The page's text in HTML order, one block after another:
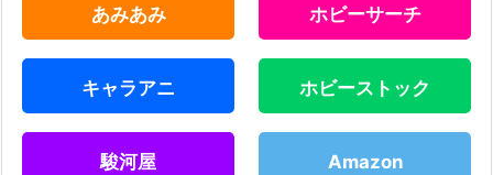
あみあみ ホビーサーチ
キャラアニ ホビーストック
駿河屋 Amazon